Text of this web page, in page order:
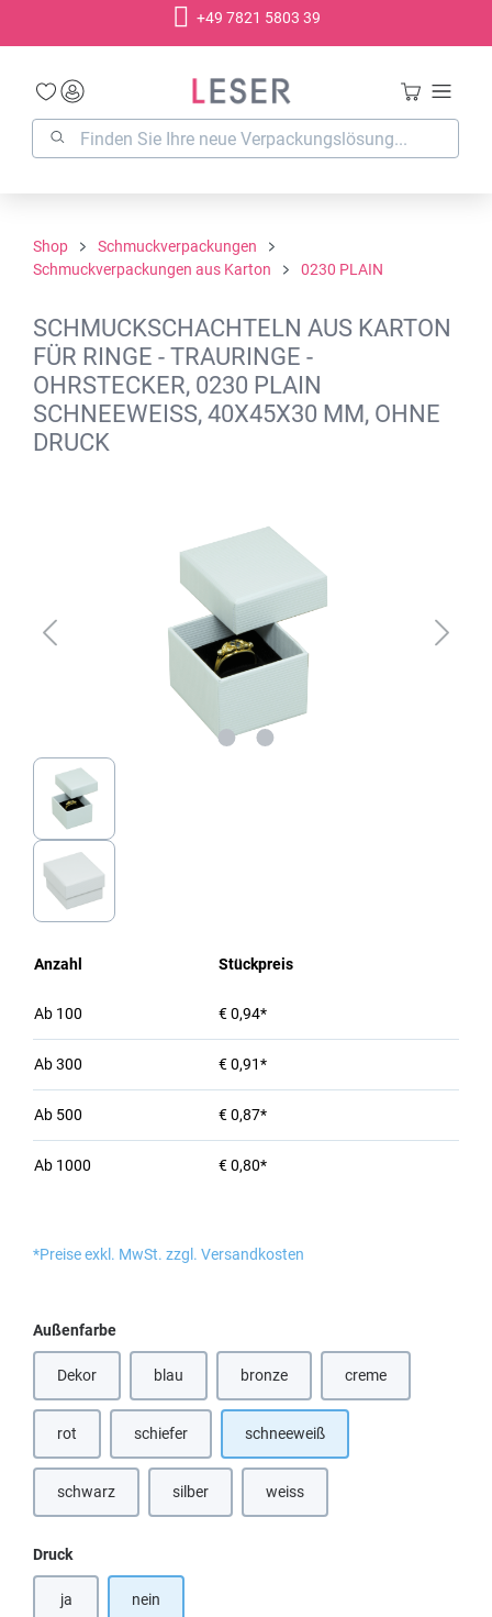
+49 7821 5803 39
Shop
Schmuckverpackungen
Schmuckverpackungen aus Karton
0230 PLAIN
SCHMUCKSCHACHTELN AUS KARTON
FÜR RINGE - TRAURINGE -
OHRSTECKER, 0230 PLAIN
SCHNEEWEISS, 40X45X30 MM, OHNE D
RUCK
Anzahl Stückpreis
Ab 100 € 0,94*
Ab300 € 0,91*
Ab 500 € 0,87*
Ab 1000 € 0,80*
*Preise exkl. MwSt. zzgl. Versandkosten
Außenfarbeauswählen
Dekor blau(Diese Option ist zurzeit nicht verfügbar.)
bronze(Diese Option ist zurzeit nicht
creme(Diese Option ist
rot schiefer schneeweiß
schwarz silber weiss(Diese Option ist zurzeit nicht
Druckauswählen
ja nein